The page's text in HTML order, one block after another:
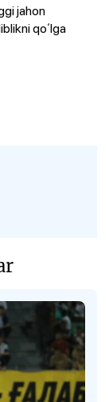
jahon
qoʻlga